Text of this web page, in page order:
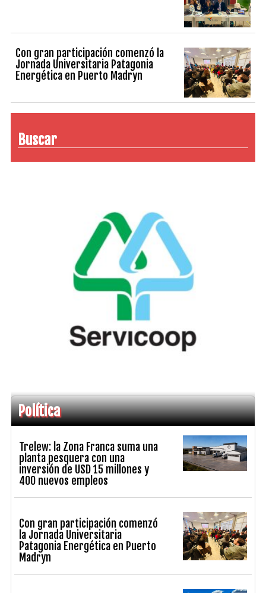
Con gran participación comenzó la
Jornada Universitaria Patagonia
Energética en Puerto Madryn
Buscar
Política
Trelew: la Zona Franca suma una
planta pesquera con una
inversión de USD 15 millones y
400 nuevos empleos
Con gran participación comenzó
la Jornada Universitaria
Patagonia Energética en Puerto
Madryn